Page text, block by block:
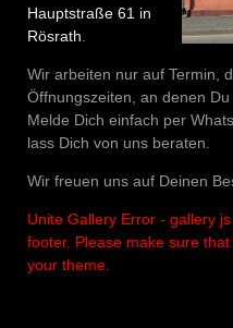
Hauptstraße 61 in
Rösrath
Wir arbeiten nur auf Termin,
Öffnungszeiten, an denen
Melde Dich einfach per
lass Dich von uns beraten.
Wir freuen uns auf Deinen
Unite Gallery Error - gallery
footer. Please make sure
your theme.